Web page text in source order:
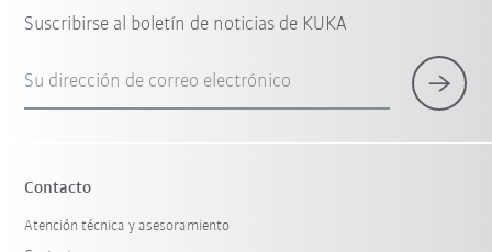
Suscribirse al boletín de noticias de KUKA
Su dirección de correo electrónico
Contacto
Atención técnica y asesoramiento